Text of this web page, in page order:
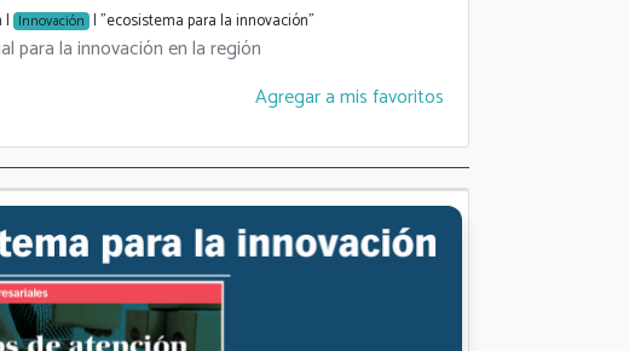
| Innovación | "ecosistema para la innovación"
para la innovación en la región
Agregar a mis favoritos